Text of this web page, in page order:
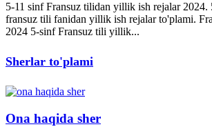
5-11 sinf Fransuz tilidan yillik ish rejalar 2024.
fransuz tili fanidan yillik ish rejalar to'plami.
2024 5-sinf Fransuz tili yillik...
Sherlar to'plami
Ona haqida sher